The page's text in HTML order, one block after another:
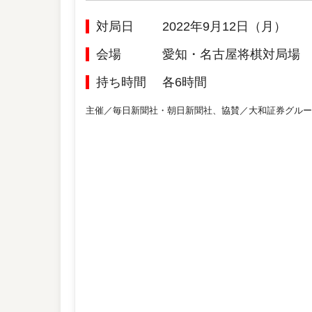
対局日
2022年9月12日（月）
会場
愛知・名古屋将棋対局場
持ち時間
各6時間
主催／毎日新聞社・朝日新聞社、協賛／大和証券グル